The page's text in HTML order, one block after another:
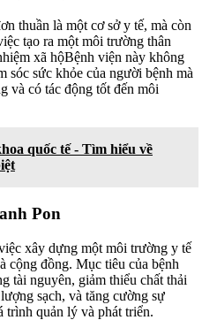
thuần là một cơ sở y tế, mà còn
tạo ra một môi trường thân
xã hộBệnh viện này không
sóc sức khỏe của người bệnh mà
và có tác động tốt đến môi
quốc tế - Tìm hiểu về
Pon
xây dựng một môi trường y tế
cộng đồng. Mục tiêu của bệnh
tài nguyên, giảm thiểu chất thải
sạch, và tăng cường sự
trình quản lý và phát triển.